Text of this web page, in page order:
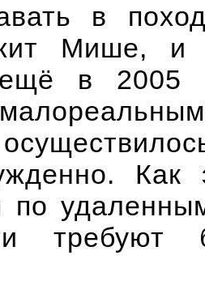
в
Мише, и
в 2005
по
требуют